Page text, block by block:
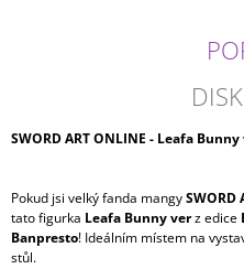
SWORD ART ONLINE - Leafa
Pokud jsi velký fanda mangySWORD
tato figurka Leafa Bunny verz edice
Banpresto! Ideálním místem na
stůl.
(20CM)
Kč